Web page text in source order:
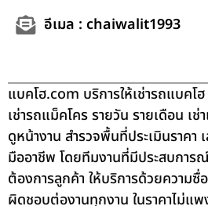
อีเมล : chaiwalit1993
แบคโฮ.com บริการให้เช่ารถแบคโ
เช่ารถแม็คโคร รายวัน รายเดือน เ
ดูหน้างาน สำรวจพื้นที่ประเมินราคา
มืออาชีพ โดยทีมงานที่มีประสบการณ์
ต้องการลูกค้า ให้บริการด้วยความซื่
ผิดชอบต่องานทุกงาน ในราคาไม่แพ